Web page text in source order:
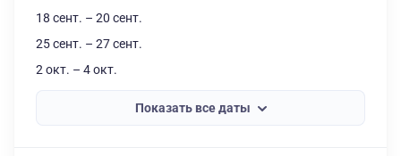
18 сент. – 20 сент.
25 сент. – 27 сент.
2 окт. – 4 окт.
Показать все даты